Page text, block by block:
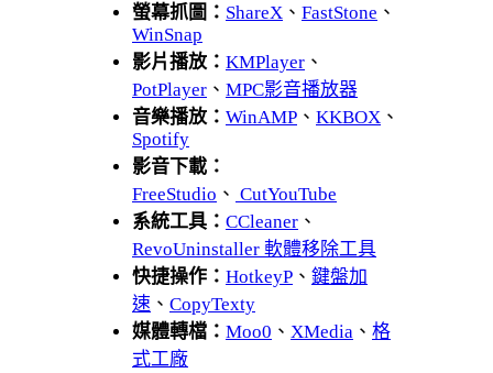
螢幕抓圖： ShareX 、 FastStone 、
WinSnap
影片播放： KMPlayer 、
PotPlayer 、 MPC影音播放器
音樂播放： WinAMP 、 KKBOX 、
Spotify
影音下載：
FreeStudio 、 CutYouTube
系統工具： CCleaner 、
RevoUninstaller 軟體移除工具
快捷操作： HotkeyP 、 鍵盤加
速 、 CopyTexty
媒體轉檔： Moo0 、 XMedia 、 格
式工廠